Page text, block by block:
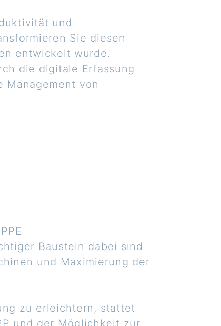
und
Sie diesen
entwickelt wurde.
die digitale Erfassung
Management von
Baustein dabei sind
und Maximierung der
zu erleichtern, stattet
und der Möglichkeit zur